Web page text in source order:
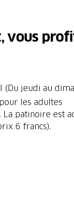
vous
les adultes
patinoire est